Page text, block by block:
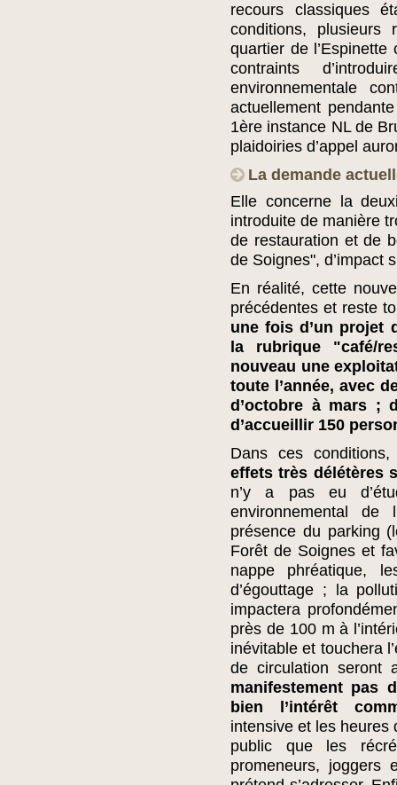
recours classiques
conditions,
quartier de
contraints
environnementale
actuellement
1ère instance NL de
plaidoiries d’appel
La demande
Elle concerne la
introduite de manière
de restauration et de
de Soignes", d’impact
En réalité, cette
précédentes et reste
une fois d’un projet
la rubrique "café/
nouveau une
toute l’année, avec
d’octobre à mars ;
d’accueillir 150
Dans ces
effets très délétères
n’y a pas eu
environnemental
présence du parking
Forêt de Soignes et
nappe phréatique,
d’égouttage ; la
impactera
près de 100 m à
inévitable et touchera
de circulation seront
manifestement pas
bien l’intérêt
intensive et les heures
public que les
promeneurs, joggers